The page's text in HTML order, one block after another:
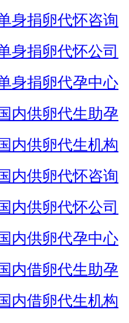
身捐卵代怀咨询
身捐卵代怀公司
身捐卵代孕中心
内供卵代生助孕
内供卵代生机构
内供卵代怀咨询
内供卵代怀公司
内供卵代孕中心
内借卵代生助孕
内借卵代生机构